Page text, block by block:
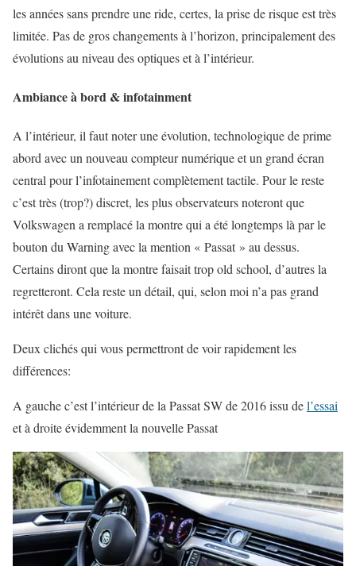
les années sans prendre une ride, certes, la prise de risque est très
limitée. Pas de gros changements à l’horizon, principalement des
évolutions au niveau des optiques et à l’intérieur.
Ambiance à bord & infotainment
A l’intérieur, il faut noter une évolution, technologique de prime
abord avec un nouveau compteur numérique et un grand écran
central pour l’infotainement complètement tactile. Pour le reste
c’est très (trop?) discret, les plus observateurs noteront que
Volkswagen a remplacé la montre qui a été longtemps là par le
bouton du Warning avec la mention « Passat » au dessus.
Certains diront que la montre faisait trop old school, d’autres la
regretteront. Cela reste un détail, qui, selon moi n’a pas grand
intérêt dans une voiture.
Deux clichés qui vous permettront de voir rapidement les
différences:
A gauche c’est l’intérieur de la Passat SW de 2016 issu del’essai
et à droite évidemment la nouvelle Passat